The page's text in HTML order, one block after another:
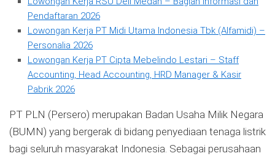
Pendaftaran 2026
Lowongan Kerja PT Midi Utama Indonesia Tbk (Alfamidi) –
Personalia 2026
Lowongan Kerja PT Cipta Mebelindo Lestari – Staff
Accounting, Head Accounting, HRD Manager & Kasir
Pabrik 2026
PT PLN (Persero) merupakan Badan Usaha Milik Negara
(BUMN) yang bergerak di bidang penyediaan tenaga listrik
bagi seluruh masyarakat Indonesia. Sebagai perusahaan